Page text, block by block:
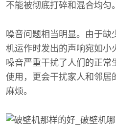
不能被彻底打碎和混合均匀。
噪音问题相当明显。由于缺
机运作时发出的声响宛如小
噪音严重干扰了人们的正常
使用，更会干扰家人和邻居
麻烦。